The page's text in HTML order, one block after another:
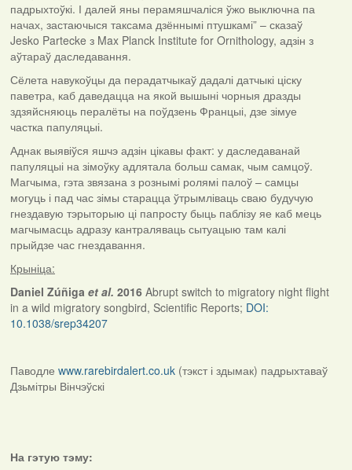
падрыхтоўкі. І далей яны перамяшчаліся ўжо выключна па
начах, застаючыся таксама дзённымі птушкамі” – сказаў
Jesko Partecke з Max Planck Institute for Ornithology, адзін з
аўтараў даследавання.
Сёлета навукоўцы да перадатчыкаў дадалі датчыкі ціску
паветра, каб даведацца на якой вышыні чорныя дразды
здзяйсняюць пералёты на поўдзень Францыі, дзе зімуе
частка папуляцыі.
Аднак выявіўся яшчэ адзін цікавы факт: у даследаванай
папуляцыі на зімоўку адлятала больш самак, чым самцоў.
Магчыма, гэта звязана з рознымі ролямі палоў – самцы
могуць і пад час зімы старацца ўтрымліваць сваю будучую
гнездавую тэрыторыю ці папросту быць паблізу яе каб мець
магчымасць адразу кантраляваць сытуацыю там калі
прыйдзе час гнездавання.
Крыніца:
Daniel Zúñiga et al. 2016Abrupt switch to migratory night flight
in a wild migratory songbird, Scientific Reports; DOI:
10.1038/srep34207
Паводле www.rarebirdalert.co.uk(тэкст і здымак) падрыхтаваў
Дзьмітры Вінчэўскі
На гэтую тэму: